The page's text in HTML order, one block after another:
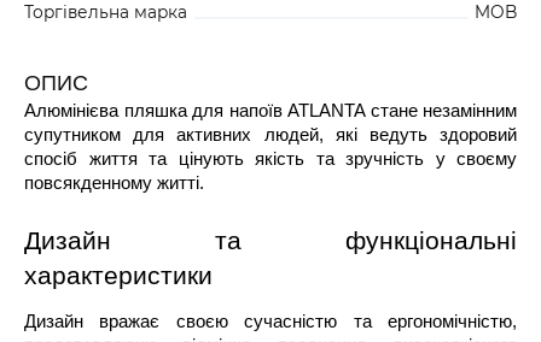
Торгівельна марка
MOB
ОПИС
Алюмінієва пляшка для напоїв ATLANTA стане незамінним
супутником для активних людей, які ведуть здоровий
спосіб життя та цінують якість та зручність у своєму
повсякденному житті.
Дизайн та функціональні
характеристики
Дизайн вражає своєю сучасністю та ергономічністю,